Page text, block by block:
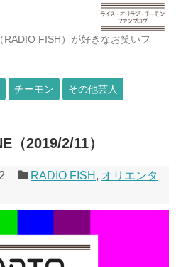
FISH）が好きなお笑いフ
チーモン その他芸人
（2019/2/11）
RADIO FISH , オリエンタ